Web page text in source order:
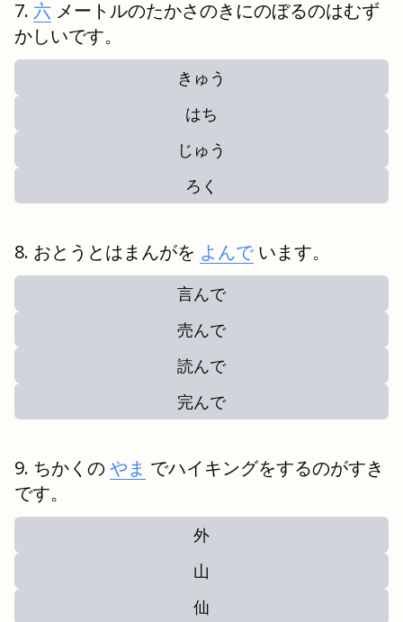
六 メートルのたかさのきにのぼるのはむず
かしいです。
きゅう
はち
じゅう
ろく
おとうとはまんがを よんで います。
言んで
売んで
読んで
完んで
ちかくの やま でハイキングをするのがすき
です。
外
山
仙